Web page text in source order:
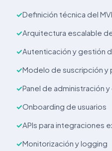
Definición técnica del
Arquitectura escalable
Autenticación y gestión
Modelo de suscripción y
Panel de administración
Onboarding de usuarios
APIs para integraciones
Monitorización y logging